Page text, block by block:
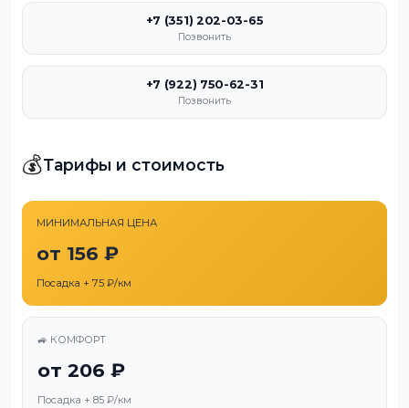
+7 (351) 202-03-65
Позвонить
+7 (922) 750-62-31
Позвонить
💰Тарифы и стоимость
МИНИМАЛЬНАЯ ЦЕНА
от 156 ₽
Посадка + 75 ₽/км
🚙 КОМФОРТ
от 206 ₽
Посадка + 85 ₽/км